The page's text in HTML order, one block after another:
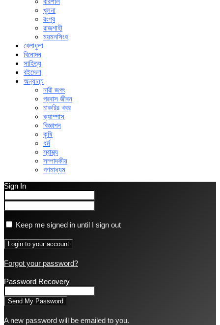
খুলনা
রংপুর
রাজশাহী
ময়মনসিংহ
খেলাধুলা
বিনোদন
সাহিত্য
বইমেলা
অন্যান্য
নারী জগৎ
প্রবাস জীবন
চাকরির খবর
ক্যাম্পাস
বিজ্ঞাপন
কৃষি
ধর্ম
স্বাস্থ্য
সম্পাদকীয়
গণমাধ্যম
Sign In
Keep me signed in until I sign out
Forgot your password?
Password Recovery
A new password will be emailed to you.